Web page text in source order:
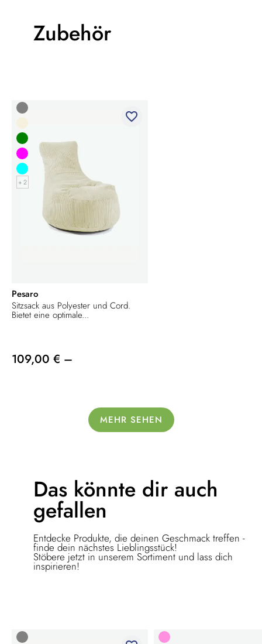
Zubehör
+ 2
favorite_border
Pesaro
Sitzsack aus Polyester und Cord.
Bietet eine optimale...
109,00 € –
MEHR SEHEN
Das könnte dir auch
gefallen
Entdecke Produkte, die deinen Geschmack treffen -
finde dein nächstes Lieblingsstück!
Stöbere jetzt in unserem Sortiment und lass dich
inspirieren!